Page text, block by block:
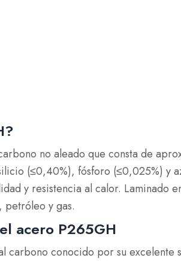
no aleado que consta de
(≤0,40%), fósforo (≤0,025%) y
y resistencia al calor. Laminado
petróleo y gas.
acero P265GH
carbono conocido por su